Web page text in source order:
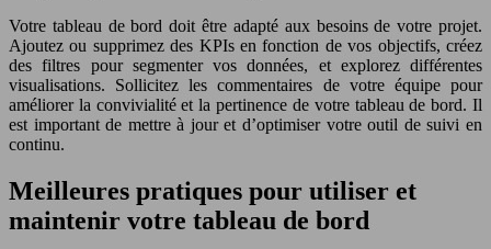
Votre tableau de bord doit être adapté aux besoins de votre projet.
Ajoutez ou supprimez des KPIs en fonction de vos objectifs, créez
des filtres pour segmenter vos données, et explorez différentes
visualisations. Sollicitez les commentaires de votre équipe pour
améliorer la convivialité et la pertinence de votre tableau de bord. Il
est important de mettre à jour et d’optimiser votre outil de suivi en
continu.
Meilleures pratiques pour utiliser et
maintenir votre tableau de bord